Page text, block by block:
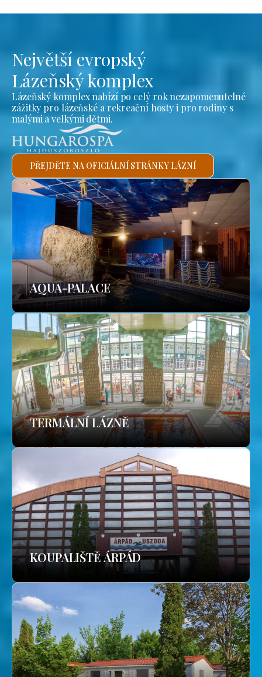
Největší evropský
Lázeňský komplex
Lázeňský komplex nabízí po celý rok nezapomenutelné
zážitky pro lázeňské a rekreační hosty i pro rodiny s
malými a velkými dětmi.
PŘEJDĚTE NA OFICIÁLNÍ STRÁNKY LÁZNÍ
AQUA-PALACE
TERMÁLNÍ LÁZNĚ
KOUPALIŠTĚ ÁRPÁD